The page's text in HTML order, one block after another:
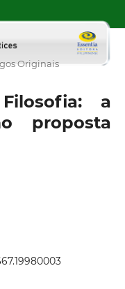
Originais
a
proposta